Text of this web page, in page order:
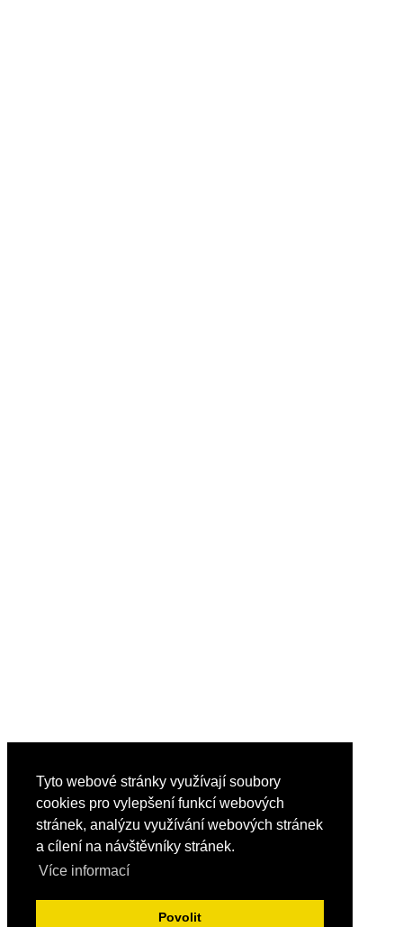
Tyto webové stránky využívají soubory
cookies pro vylepšení funkcí webových
stránek, analýzu využívání webových stránek
a cílení na návštěvníky stránek.
Více informací
Povolit